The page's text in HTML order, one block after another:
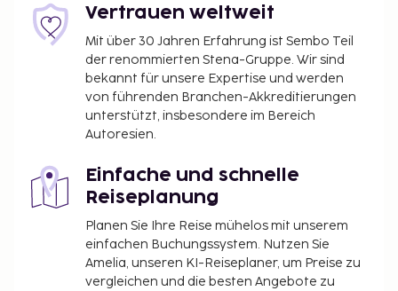
Vertrauen weltweit
Mit über 30 Jahren Erfahrung ist Sembo Teil
der renommierten Stena-Gruppe. Wir sind
bekannt für unsere Expertise und werden
von führenden Branchen-Akkreditierungen
unterstützt, insbesondere im Bereich
Autoresien.
Einfache und schnelle
Reiseplanung
Planen Sie Ihre Reise mühelos mit unserem
einfachen Buchungssystem. Nutzen Sie
Amelia, unseren KI-Reiseplaner, um Preise zu
vergleichen und die besten Angebote zu